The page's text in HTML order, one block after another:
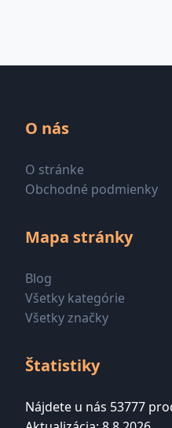
O nás
O stránke
Obchodné podmienky
Mapa stránky
Blog
Všetky kategórie
Všetky značky
Štatistiky
Nájdete u nás 53777